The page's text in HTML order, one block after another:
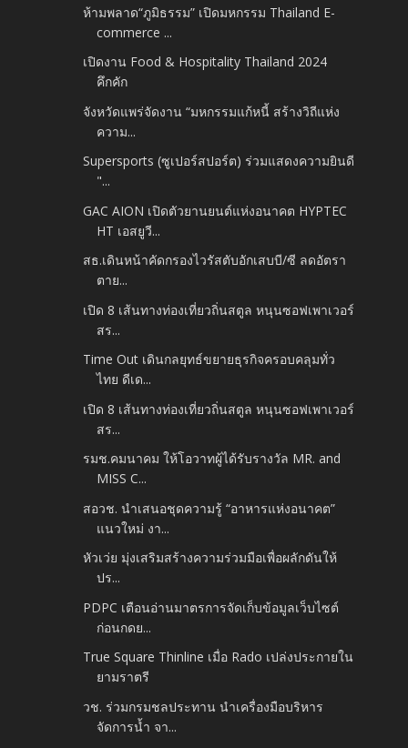
ห้ามพลาด“ภูมิธรรม” เปิดมหกรรม Thailand E-
commerce ...
เปิดงาน Food & Hospitality Thailand 2024
คึกคัก
จังหวัดแพร่จัดงาน “มหกรรมแก้หนี้ สร้างวิถีแห่ง
ความ...
Supersports (ซูเปอร์สปอร์ต) ร่วมแสดงความยินดี
"...
GAC AION เปิดตัวยานยนต์แห่งอนาคต HYPTEC
HT เอสยูวี...
สธ.เดินหน้าคัดกรองไวรัสตับอักเสบบี/ซี ลดอัตรา
ตาย...
เปิด 8 เส้นทางท่องเที่ยวถิ่นสตูล หนุนซอฟเพาเวอร์
สร...
Time Out เดินกลยุทธ์ขยายธุรกิจครอบคลุมทั่ว
ไทย ดีเด...
เปิด 8 เส้นทางท่องเที่ยวถิ่นสตูล หนุนซอฟเพาเวอร์
สร...
รมช.คมนาคม ให้โอวาทผู้ได้รับรางวัล MR. and
MISS C...
สอวช. นำเสนอชุดความรู้ “อาหารแห่งอนาคต”
แนวใหม่ งา...
หัวเว่ย มุ่งเสริมสร้างความร่วมมือเพื่อผลักดันให้
ปร...
PDPC เตือนอ่านมาตรการจัดเก็บข้อมูลเว็บไซต์
ก่อนกดย...
True Square Thinline เมื่อ Rado เปล่งประกายใน
ยามราตรี
วช. ร่วมกรมชลประทาน นำเครื่องมือบริหาร
จัดการน้ำ จา...